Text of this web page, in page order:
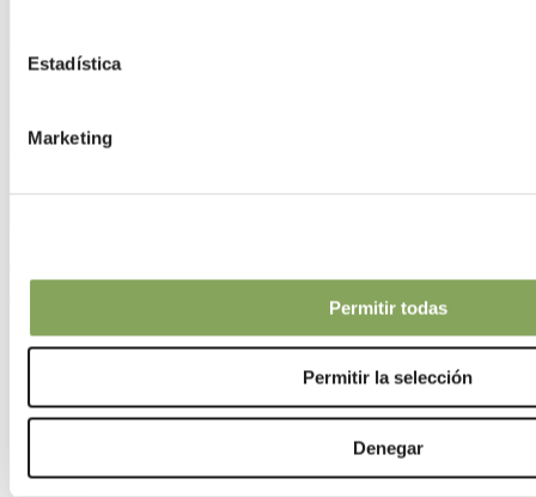
Estadística
Marketing
Permitir todas
Permitir la selección
Denegar
We can make your climate work
Temas climáticos
Mantenimiento de pantallas climáticas